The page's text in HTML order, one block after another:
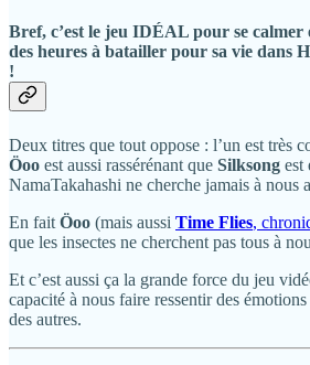
Bref, c’est le jeu IDÉAL pour se calmer
des heures à batailler pour sa vie dans
!
Deux titres que tout oppose : l’un est très
Öoo est aussi rassérénant que Silksong est
NamaTakahashi ne cherche jamais à nous
En fait Öoo (mais aussi Time Flies,
que les insectes ne cherchent pas tous à
Et c’est aussi ça la grande force du jeu
capacité à nous faire ressentir des
des autres.